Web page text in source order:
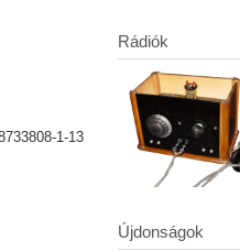
1-13
Rádiók
Újdonságok